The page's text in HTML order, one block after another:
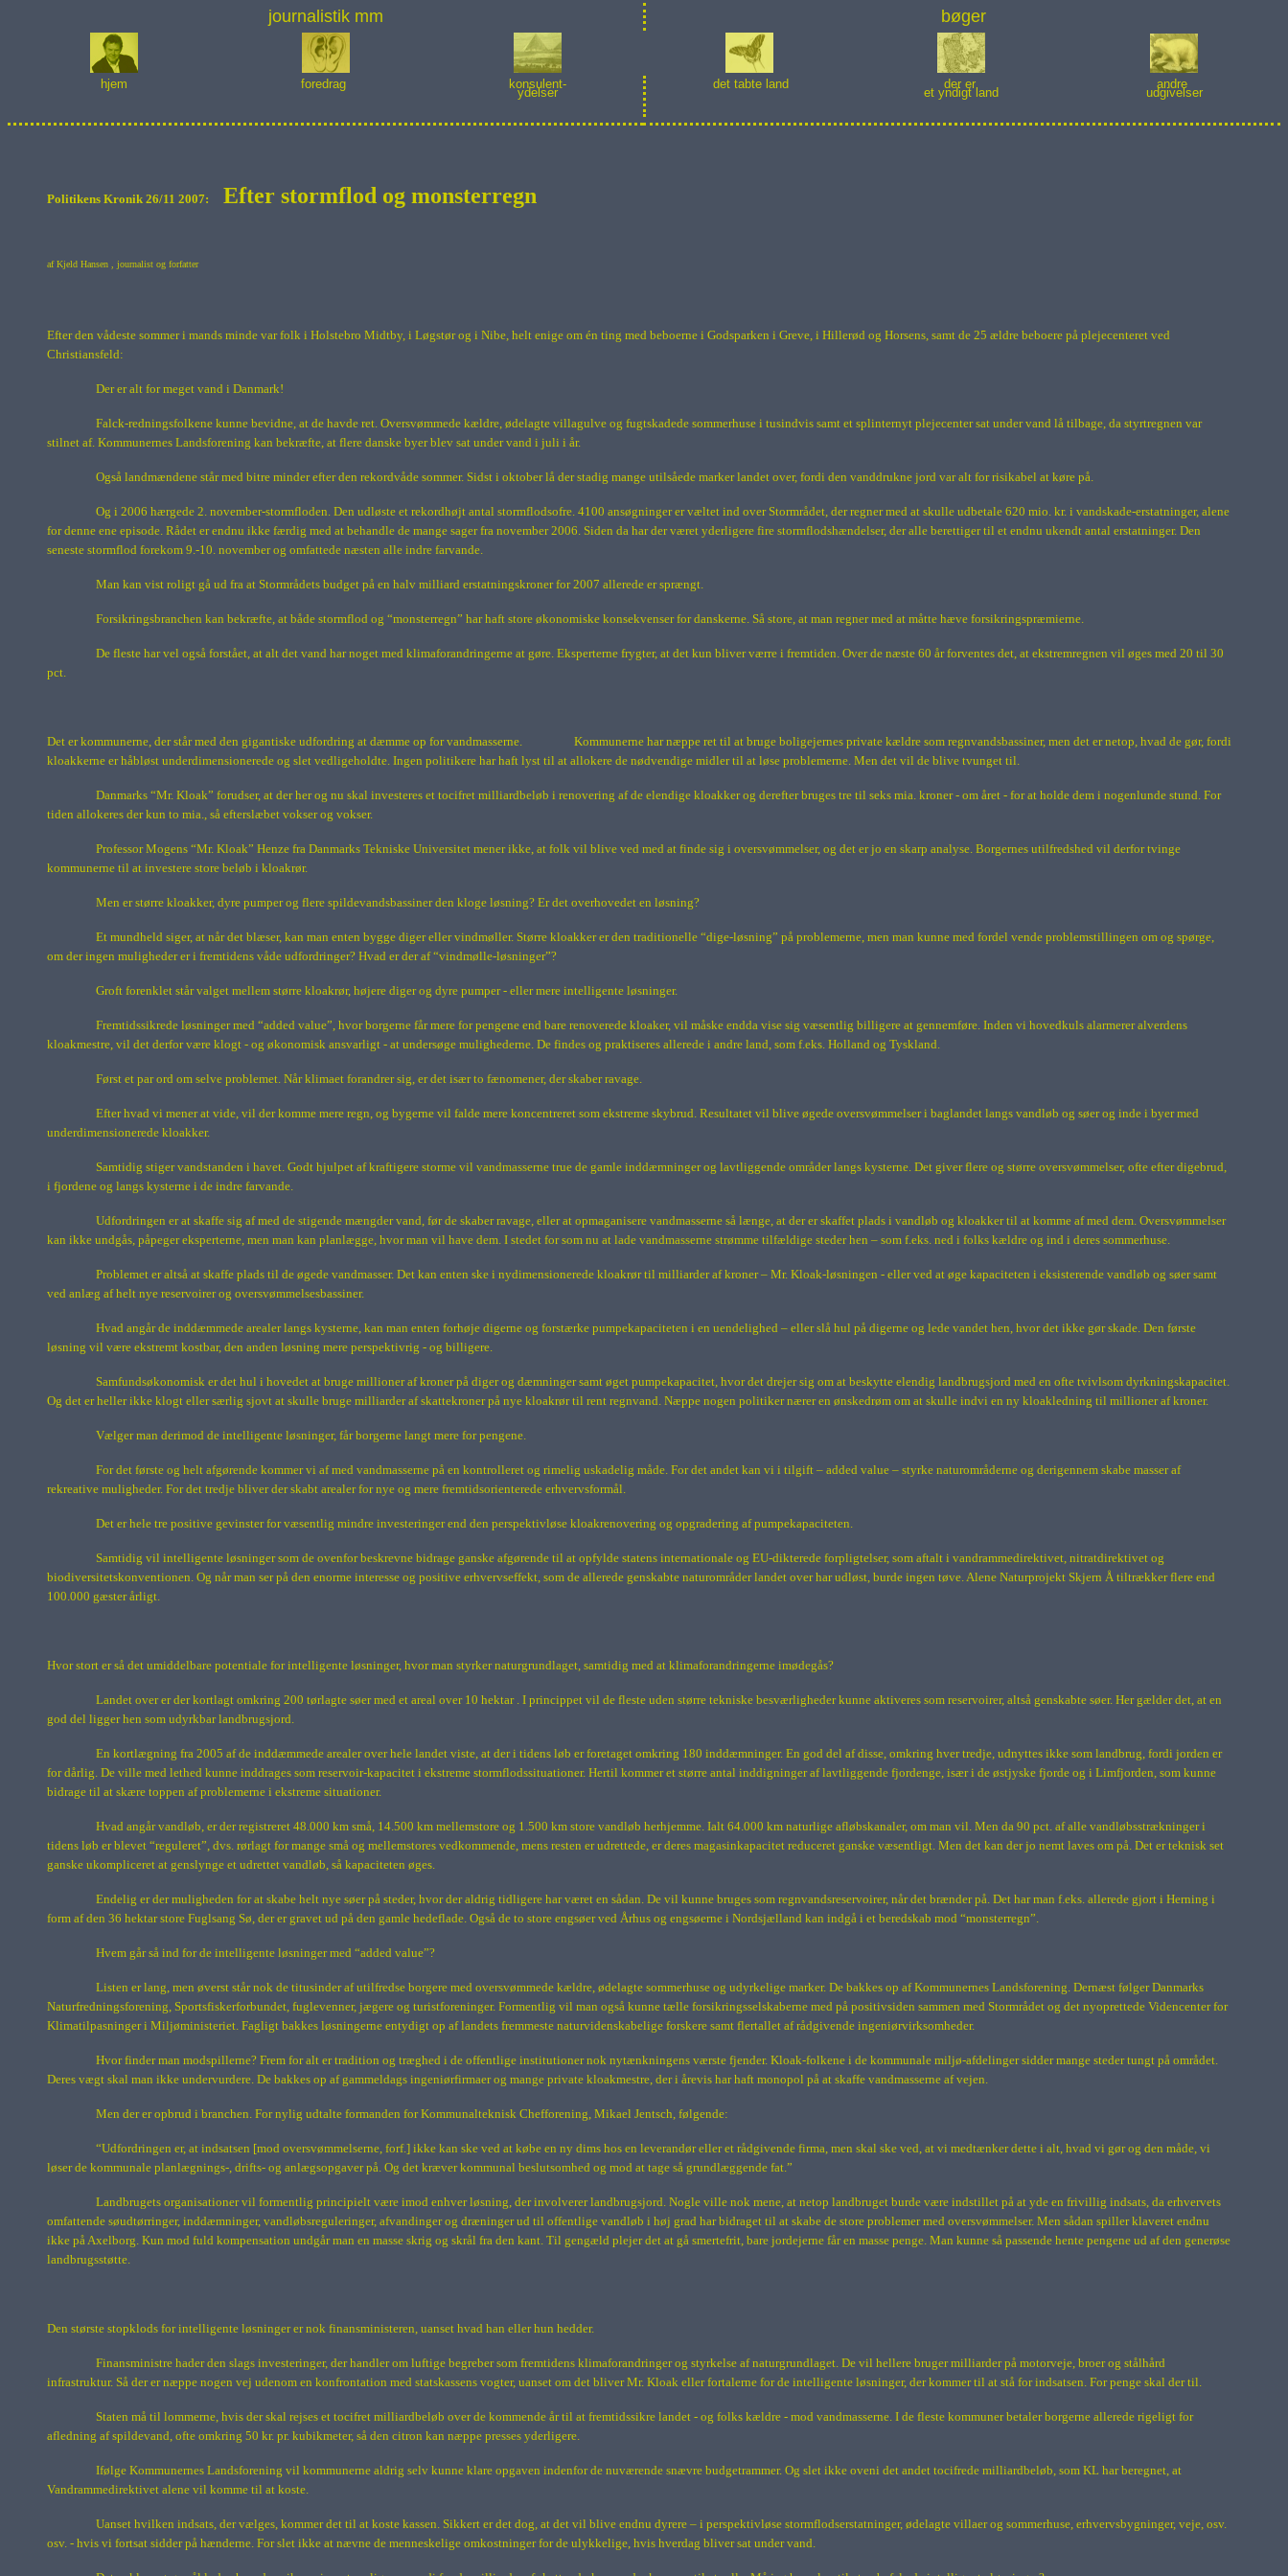
journalistik mm bøger
hjem foredrag konsulent-
ydelser
det tabte land der er
et yndigt land
andre
udgivelser
Politikens Kronik 26/11 2007: Efter stormflod og monsterregn
afKjeld Hansen , journalist og forfatter
Efter den vådeste sommer i mands minde var folk i Holstebro Midtby, i Løgstør og i Nibe, helt enige om én ting med beboerne i Godsparken i Greve, i Hillerød og Horsens, samt de 25 ældre beboere på plejecenteret ved
Christiansfeld:
Der er alt for meget vand i Danmark!
Falck-redningsfolkene kunne bevidne, at de havde ret. Oversvømmede kældre, ødelagte villagulve og fugtskadede sommerhuse i tusindvis samt et splinternyt plejecenter sat under vand lå tilbage, da styrtregnen var
stilnet af. Kommunernes Landsforening kan bekræfte, at flere danske byer blev sat under vand i juli i år.
Også landmændene står med bitre minder efter den rekordvåde sommer. Sidst i oktober lå der stadig mange utilsåede marker landet over, fordi den vanddrukne jord var alt for risikabel at køre på.
Og i 2006 hærgede 2. november-stormfloden. Den udløste et rekordhøjt antal stormflodsofre. 4100 ansøgninger er væltet ind over Stormrådet, der regner med at skulle udbetale 620 mio. kr. i vandskade-erstatninger, alene
for denne ene episode. Rådet er endnu ikke færdig med at behandle de mange sager fra november 2006. Siden da har der været yderligere fire stormflodshændelser, der alle berettiger til et endnu ukendt antal erstatninger. Den
seneste stormflod forekom 9.-10. november og omfattede næsten alle indre farvande.
Man kan vist roligt gå ud fra at Stormrådets budget på en halv milliard erstatningskroner for 2007 allerede er sprængt.
Forsikringsbranchen kan bekræfte, at både stormflod og “monsterregn” har haft store økonomiske konsekvenser for danskerne. Så store, at man regner med at måtte hæve forsikringspræmierne.
De fleste har vel også forstået, at alt det vand har noget med klimaforandringerne at gøre. Eksperterne frygter, at det kun bliver værre i fremtiden. Over de næste 60 år forventes det, at ekstremregnen vil øges med 20 til 30
pct.
Det er kommunerne, der står med den gigantiske udfordring at dæmme op for vandmasserne.
Kommunerne har næppe ret til at bruge boligejernes private kældre som regnvandsbassiner, men det er netop, hvad de gør, fordi
kloakkerne er håbløst underdimensionerede og slet vedligeholdte. Ingen politikere har haft lyst til at allokere de nødvendige midler til at løse problemerne. Men det vil de blive tvunget til.
Danmarks “Mr. Kloak” forudser, at der her og nu skal investeres et tocifret milliardbeløb i renovering af de elendige kloakker og derefter bruges tre til seks mia. kroner - om året - for at holde dem i nogenlunde stund. For
tiden allokeres der kun to mia., så efterslæbet vokser og vokser.
Professor Mogens “Mr. Kloak” Henze fra Danmarks Tekniske Universitet mener ikke, at folk vil blive ved med at finde sig i oversvømmelser, og det er jo en skarp analyse. Borgernes utilfredshed vil derfor tvinge
kommunerne til at investere store beløb i kloakrør.
Men er større kloakker, dyre pumper og flere spildevandsbassiner den kloge løsning? Er det overhovedet en løsning?
Et mundheld siger, at når det blæser, kan man enten bygge diger eller vindmøller. Større kloakker er den traditionelle “dige-løsning” på problemerne, men man kunne med fordel vende problemstillingen om og spørge,
om der ingen muligheder er i fremtidens våde udfordringer? Hvad er der af “vindmølle-løsninger”?
Groft forenklet står valget mellem større kloakrør, højere diger og dyre pumper - eller mere intelligente løsninger.
Fremtidssikrede løsninger med “added value”, hvor borgerne får mere for pengene end bare renoverede kloaker, vil måske endda vise sig væsentlig billigere at gennemføre. Inden vi hovedkuls alarmerer alverdens
kloakmestre, vil det derfor være klogt - og økonomisk ansvarligt - at undersøge mulighederne. De findes og praktiseres allerede i andre land, som f.eks. Holland og Tyskland.
Først et par ord om selve problemet. Når klimaet forandrer sig, er det især to fænomener, der skaber ravage.
Efter hvad vi mener at vide, vil der komme mere regn, og bygerne vil falde mere koncentreret som ekstreme skybrud. Resultatet vil blive øgede oversvømmelser i baglandet langs vandløb og søer og inde i byer med
underdimensionerede kloakker.
Samtidig stiger vandstanden i havet. Godt hjulpet af kraftigere storme vil vandmasserne true de gamle inddæmninger og lavtliggende områder langs kysterne. Det giver flere og større oversvømmelser, ofte efter digebrud,
i fjordene og langs kysterne i de indre farvande.
Udfordringen er at skaffe sig af med de stigende mængder vand, før de skaber ravage, eller at opmaganisere vandmasserne så længe, at der er skaffet plads i vandløb og kloakker til at komme af med dem. Oversvømmelser
kan ikke undgås, påpeger eksperterne, men man kan planlægge, hvor man vil have dem. I stedet for som nu at lade vandmasserne strømme tilfældige steder hen – som f.eks. ned i folks kældre og ind i deres sommerhuse.
Problemet er altså at skaffe plads til de øgede vandmasser. Det kan enten ske i nydimensionerede kloakrør til milliarder af kroner – Mr. Kloak-løsningen - eller ved at øge kapaciteten i eksisterende vandløb og søer samt
ved anlæg af helt nye reservoirer og oversvømmelsesbassiner.
Hvad angår de inddæmmede arealer langs kysterne, kan man enten forhøje digerne og forstærke pumpekapaciteten i en uendelighed – eller slå hul på digerne og lede vandet hen, hvor det ikke gør skade. Den første
løsning vil være ekstremt kostbar, den anden løsning mere perspektivrig - og billigere.
Samfundsøkonomisk er det hul i hovedet at bruge millioner af kroner på diger og dæmninger samt øget pumpekapacitet, hvor det drejer sig om at beskytte elendig landbrugsjord med en ofte tvivlsom dyrkningskapacitet.
Og det er heller ikke klogt eller særlig sjovt at skulle bruge milliarder af skattekroner på nye kloakrør til rent regnvand. Næppe nogen politiker nærer en ønskedrøm om at skulle indvi en ny kloakledning til millioner af kroner.
Vælger man derimod de intelligente løsninger, får borgerne langt mere for pengene.
For det første og helt afgørende kommer vi af med vandmasserne på en kontrolleret og rimelig uskadelig måde. For det andet kan vi i tilgift – added value – styrke naturområderne og derigennem skabe masser af
rekreative muligheder. For det tredje bliver der skabt arealer for nye og mere fremtidsorienterede erhvervsformål.
Det er hele tre positive gevinster for væsentlig mindre investeringer end den perspektivløse kloakrenovering og opgradering af pumpekapaciteten.
Samtidig vil intelligente løsninger som de ovenfor beskrevne bidrage ganske afgørende til at opfylde statens internationale og EU-dikterede forpligtelser, som aftalt i vandrammedirektivet, nitratdirektivet og
biodiversitetskonventionen. Og når man ser på den enorme interesse og positive erhvervseffekt, som de allerede genskabte naturområder landet over har udløst, burde ingen tøve. Alene Naturprojekt Skjern Å tiltrækker flere end
100.000 gæster årligt.
Hvor stort er så det umiddelbare potentiale for intelligente løsninger, hvor man styrker naturgrundlaget, samtidig med at klimaforandringerne imødegås?
Landet over er der kortlagt omkring 200 tørlagte søer med et areal over 10 hektar. I princippet vil de fleste uden større tekniske besværligheder kunne aktiveres som reservoirer, altså genskabte søer. Her gælder det, at en
god del ligger hen som udyrkbar landbrugsjord.
En kortlægning fra 2005 af de inddæmmede arealer over hele landet viste, at der i tidens løb er foretaget omkring 180 inddæmninger. En god del af disse, omkring hver tredje, udnyttes ikke som landbrug, fordi jorden er
for dårlig. De ville med lethed kunne inddrages som reservoir-kapacitet i ekstreme stormflodssituationer. Hertil kommer et større antal inddigninger af lavtliggende fjordenge, især i de østjyske fjorde og i Limfjorden, som kunne
bidrage til at skære toppen af problemerne i ekstreme situationer.
Hvad angår vandløb, er der registreret 48.000 km små, 14.500 km mellemstore og 1.500 km store vandløb herhjemme. Ialt 64.000 km naturlige afløbskanaler, om man vil. Men da 90 pct. af alle vandløbsstrækninger i
tidens løb er blevet “reguleret”, dvs. rørlagt for mange små og mellemstores vedkommende, mens resten er udrettede, er deres magasinkapacitet reduceret ganske væsentligt. Men det kan der jo nemt laves om på. Det er teknisk set
ganske ukompliceret at genslynge et udrettet vandløb, så kapaciteten øges.
Endelig er der muligheden for at skabe helt nye søer på steder, hvor der aldrig tidligere har været en sådan. De vil kunne bruges som regnvandsreservoirer, når det brænder på. Det har man f.eks. allerede gjort i Herning i
form af den 36 hektarstore Fuglsang Sø, der er gravet ud på den gamle hedeflade. Også de to store engsøer ved Århus og engsøerne i Nordsjælland kan indgå i et beredskab mod “monsterregn”.
Hvem går så ind for de intelligente løsninger med “added value”?
Listen er lang, men øverst står nok de titusinder af utilfredse borgere med oversvømmede kældre, ødelagte sommerhuse og udyrkelige marker. De bakkes op af Kommunernes Landsforening. Dernæst følger Danmarks
Naturfredningsforening, Sportsfiskerforbundet, fuglevenner, jægere og turistforeninger. Formentlig vil man også kunne tælle forsikringsselskaberne med på positivsiden sammen med Stormrådet og det nyoprettede Videncenter for
Klimatilpasninger i Miljøministeriet. Fagligt bakkes løsningerne entydigt op af landets fremmeste naturvidenskabelige forskere samt flertallet af rådgivende ingeniørvirksomheder.
Hvor finder man modspillerne? Frem for alt er tradition og træghed i de offentlige institutioner nok nytænkningens værste fjender. Kloak-folkene i de kommunale miljø-afdelinger sidder mange steder tungt på området.
Deres vægt skal man ikke undervurdere. De bakkes op af gammeldags ingeniørfirmaer og mange private kloakmestre, der i årevis har haft monopol på at skaffe vandmasserne af vejen.
Men der er opbrud i branchen. For nylig udtalte formanden for Kommunalteknisk Chefforening, Mikael Jentsch, følgende:
“Udfordringen er, at indsatsen [mod oversvømmelserne, forf.] ikke kan ske ved at købe en ny dims hos en leverandør eller et rådgivende firma, men skal ske ved, at vi medtænker dette i alt, hvad vi gør og den måde, vi
løser de kommunale planlægnings-, drifts- og anlægsopgaver på. Og det kræver kommunal beslutsomhed og mod at tage så grundlæggende fat.”
Landbrugets organisationer vil formentlig principielt være imod enhver løsning, der involverer landbrugsjord. Nogle ville nok mene, at netop landbruget burde være indstillet på at yde en frivillig indsats, da erhvervets
omfattende søudtørringer, inddæmninger, vandløbsreguleringer, afvandinger og dræninger ud til offentlige vandløb i høj grad har bidraget til at skabe de store problemer med oversvømmelser. Men sådan spiller klaveret endnu
ikke på Axelborg. Kun mod fuld kompensation undgår man en masse skrig og skrål fra den kant. Til gengæld plejer det at gå smertefrit, bare jordejerne får en masse penge. Man kunne så passende hente pengene ud af den generøse
landbrugsstøtte.
Den største stopklods for intelligente løsninger er nok finansministeren, uanset hvad han eller hun hedder.
Finansministre hader den slags investeringer, der handler om luftige begreber som fremtidens klimaforandringer og styrkelse af naturgrundlaget. De vil hellere bruger milliarder på motorveje, broer og stålhård
infrastruktur. Så der er næppe nogen vej udenom en konfrontation med statskassens vogter, uanset om det bliver Mr. Kloak eller fortalerne for de intelligente løsninger, der kommer til at stå for indsatsen. For penge skal der til.
Staten må til lommerne, hvis der skal rejses et tocifret milliardbeløb over de kommende år til at fremtidssikre landet - og folks kældre - mod vandmasserne. I de fleste kommuner betaler borgerne allerede rigeligt for
afledning af spildevand, ofte omkring 50 kr. pr. kubikmeter, så den citron kan næppe presses yderligere.
Ifølge Kommunernes Landsforening vil kommunerne aldrig selv kunne klare opgaven indenfor de nuværende snævre budgetrammer. Og slet ikke oveni det andet tocifrede milliardbeløb, som KL har beregnet, at
Vandrammedirektivet alene vil komme til at koste.
Uanset hvilken indsats, der vælges, kommer det til at koste kassen. Sikkert er det dog, at det vil blive endnu dyrere – i perspektivløse stormflodserstatninger, ødelagte villaer og sommerhuse, erhvervsbygninger, veje, osv.
osv. - hvis vi fortsat sidder på hænderne. For slet ikke at nævne de menneskelige omkostninger for de ulykkelige, hvis hverdag bliver sat under vand.